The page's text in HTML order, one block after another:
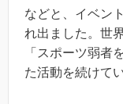
などと、イベン
れ出ました。世
「スポーツ弱者
た活動を続けて